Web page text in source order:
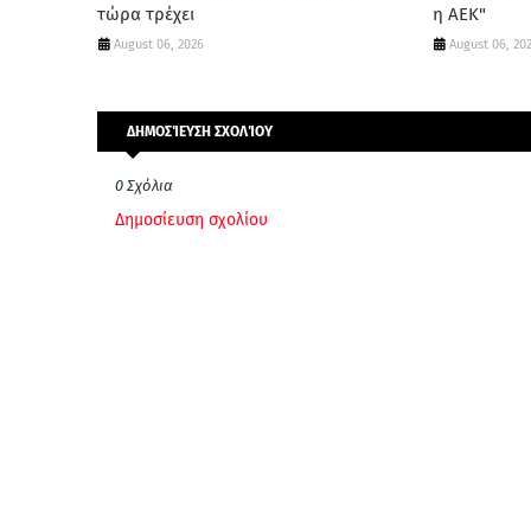
τώρα τρέχει
August 06, 2026
η ΑΕΚ"
August 06,
ΔΗΜΟΣΊΕΥΣΗ ΣΧΟΛΊΟΥ
0 Σχόλια
Δημοσίευση σχολίου